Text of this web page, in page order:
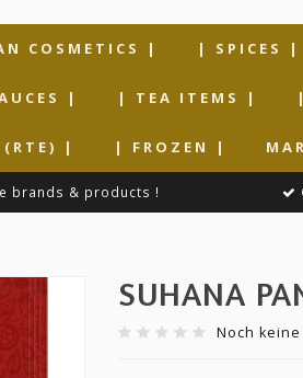
COSMETICS | | SPICES |
| | TEA ITEMS |
(RTE) | | FROZEN |
brands & products !
SUHANA
Noch